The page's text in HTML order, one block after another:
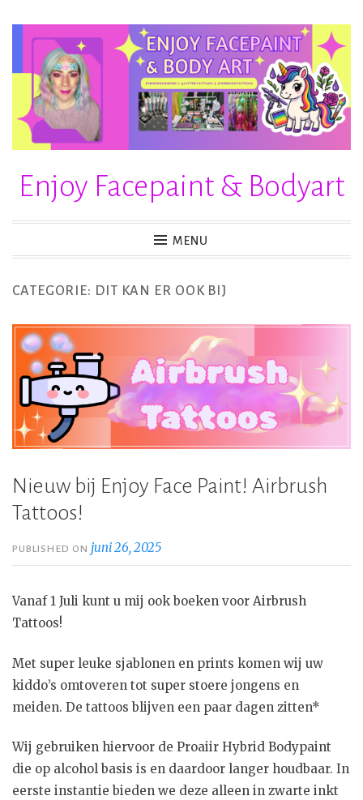
content
Enjoy Facepaint & Bodyart
MENU
CATEGORIE: DIT KAN ER OOK BIJ
Nieuw bij Enjoy Face Paint! Airbrush
Tattoos!
PUBLISHED ON juni 26, 2025
Vanaf 1 Juli kunt u mij ook boeken voor Airbrush
Tattoos!
Met super leuke sjablonen en prints komen wij uw
kiddo’s omtoveren tot super stoere jongens en
meiden. De tattoos blijven een paar dagen zitten*
Wij gebruiken hiervoor de Proaiir Hybrid Bodypaint
die op alcohol basis is en daardoor langer houdbaar. In
eerste instantie bieden we deze alleen in zwarte inkt